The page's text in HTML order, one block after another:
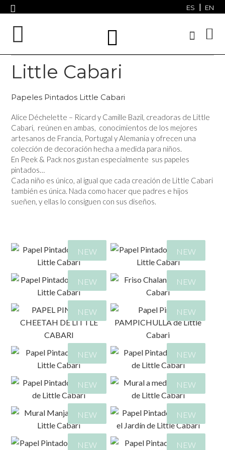
ES EN
Little Cabari
Papeles Pintados Little Cabari
Alice Déchelette – Ricard y Camille Bazil, creadoras de Little
Cabari, reúnen en ambas, conocimientos de los mejores
artesanos de Francia, Portugal y Alemania y ofrecen una
colección de decoración hecha a medida para niños.
En Peek & Pack nos gustan especialmente sus papeles
pintados…
Cada niño es único, al igual que cada creación de Little Cabari
también es única. Nada como hacer que padres e hijos
sueñen, y ellas lo consiguen con sus diseños.
NEW
176,00 €
NEW
165,00 €
NEW
165,00 €
NEW
93,00€
NEW
165,00 €
NEW
165,00 €
NEW
272,00€
NEW
NEW NEW
NEW NEW
NEW NEW